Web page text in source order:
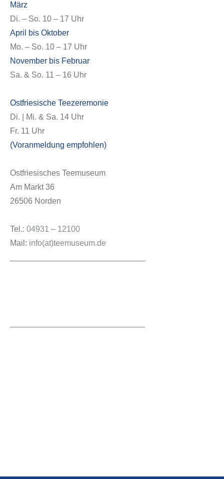
März
Di. – So. 10 – 17 Uhr
April bis Oktober
Mo. – So. 10 – 17 Uhr
November bis Februar
Sa. & So. 11 – 16 Uhr
Ostfriesische Teezeremonie
Di. | Mi. & Sa. 14 Uhr
Fr. 11 Uhr
(Voranmeldung empfohlen)
Ostfriesisches Teemuseum
Am Markt 36
26506 Norden
Tel.: 04931 – 12100
Mail: info(at)teemuseum.de